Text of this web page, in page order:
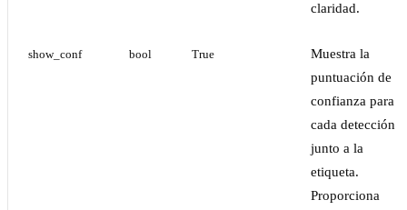
claridad.
show_conf bool True
Muestra la
puntuación de
confianza para
cada detección
junto a la
etiqueta.
Proporciona